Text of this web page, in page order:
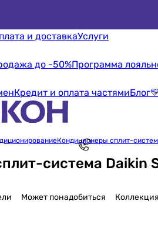
и доставкаУслуги
до -50%Программа
Кредит и оплата частямиБлог
Кондиционеры сплит-
система Daikin
Может понадобиться